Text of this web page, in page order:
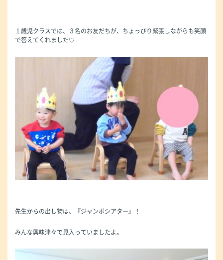
１歳児クラスでは、３名のお友だちが、ちょっぴり緊張しながらも笑顔
で答えてくれました♡
先生からの出し物は、『ジャンボシアター』！
みんな興味津々で見入っていましたよ。